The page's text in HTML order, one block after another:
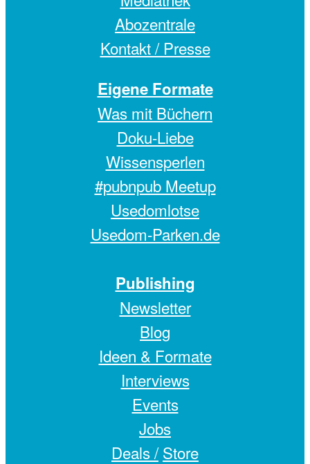
Abozentrale
Kontakt / Presse
Eigene Formate
Was mit Büchern
Doku-Liebe
Wissensperlen
#pubnpub Meetup
Usedomlotse
Usedom-Parken.de
Publishing
Newsletter
Blog
Ideen & Formate
Interviews
Events
Jobs
Deals / Store